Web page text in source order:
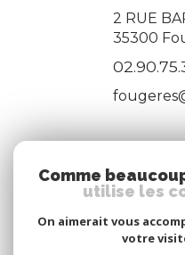
2 RUE
35300
Nous
Comme
utilise les
On aimerait vous
votre